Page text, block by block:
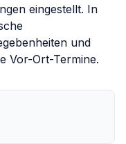
eingestellt. In
und
Vor-Ort-Termine.